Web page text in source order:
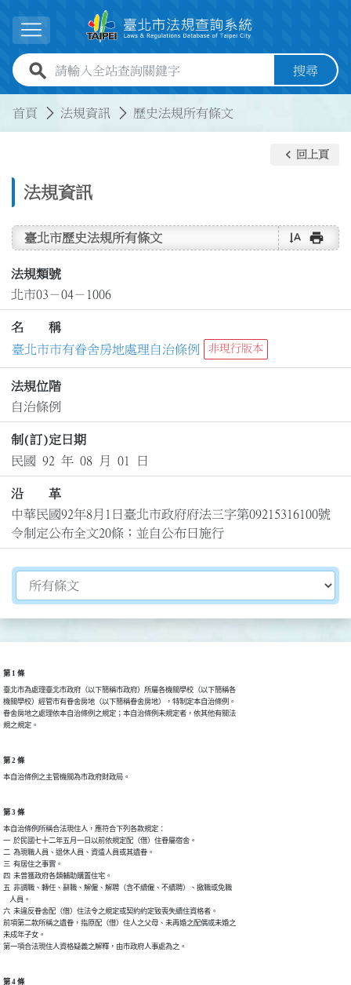
展開選單
全站查詢關鍵字欄位 搜尋
首頁 法規資訊 歷史法規所有條文
法規資訊
keyboard_arrow_left 回上頁
臺北市歷史法規所有條文 text_rotate_vertical print
法規類號
北市03－04－1006
名 稱
臺北市市有眷舍房地處理自治條例
非現行版本
法規位階
自治條例
制(訂)定日期
民國 92 年 08 月 01 日
沿 革
中華民國92年8月1日臺北市政府府法三字第09215316100號
令制定公布全文20條；並自公布日施行
切換選擇法規資訊內容
第 1 條
臺北市為處理臺北市政府（以下簡稱市政府）所屬各機關學校（以下簡稱各
機關學校）經管市有眷舍房地（以下簡稱眷舍房地），特制定本自治條例。
眷舍房地之處理依本自治條例之規定；本自治條例未規定者，依其他有關法
規之規定。
第 2 條
本自治條例之主管機關為市政府財政局。
第 3 條
本自治條例所稱合法現住人，應符合下列各款規定：
一  於民國七十二年五月一日以前依規定配（借）住眷屬宿舍。
二  為現職人員、退休人員、資遣人員或其遺眷。
三  有居住之事實。
四  未曾獲政府各類輔助購置住宅。
五  非調職、轉任、辭職、解僱、解聘（含不續僱、不續聘）、撤職或免職
    人員。
六  未違反眷舍配（借）住法令之規定或契約約定致喪失續住資格者。
前項第二款所稱之遺眷，指原配（借）住人之父母、未再婚之配偶或未婚之
未成年子女。
第一項合法現住人資格疑義之解釋，由市政府人事處為之。
第 4 條